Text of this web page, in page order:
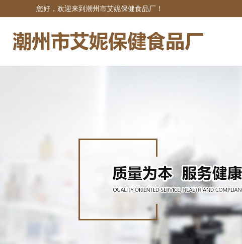
您好，欢迎来到潮州市艾妮保健食品厂！